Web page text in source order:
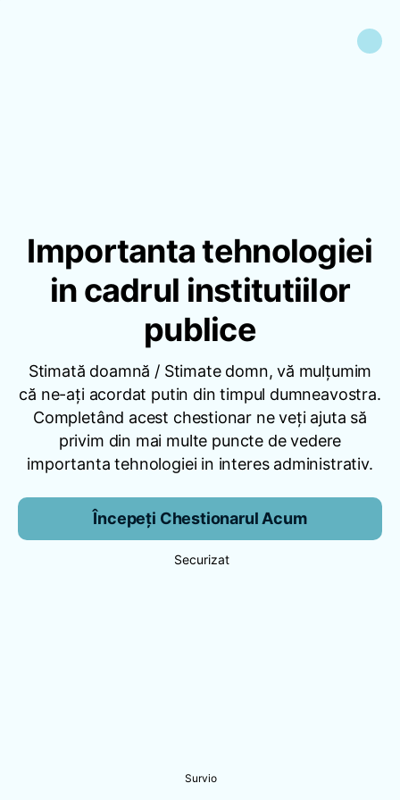
Importanta tehnologiei
in cadrul institutiilor
publice
Stimată doamnă / Stimate domn, vă mulțumim
că ne-ați acordat putin din timpul dumneavostra.
Completând acest chestionar ne veți ajuta să
privim din mai multe puncte de vedere
importanta tehnologiei in interes administrativ.
Începeți Chestionarul Acum
Securizat
Survio